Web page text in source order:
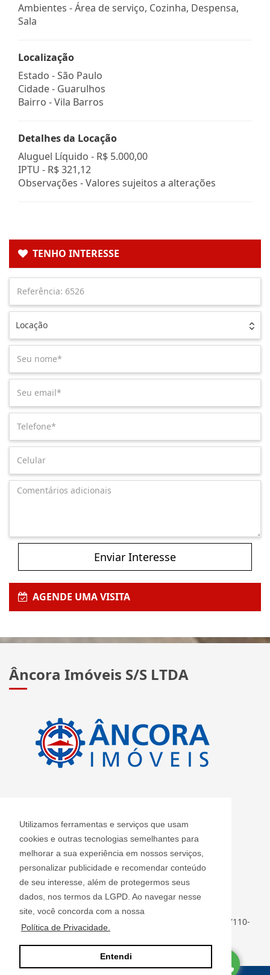
Utilizamos ferramentas e serviços que usam
cookies e outras tecnologias semelhantes para
melhorar a sua experiência em nossos serviços,
personalizar publicidade e recomendar conteúdo
de seu interesse, além de protegermos seus
dados, nos termos da LGPD. Ao navegar nesse
site, você concorda com a nossa
Política de Privacidade.
Entendi
Ambientes - Área de serviço, Cozinha, Despensa,
Sala
Localização
Estado -São Paulo
Cidade - Guarulhos
Bairro -Vila Barros
Detalhes da Locação
Aluguel Líquido - R$ 5.000,00
IPTU - R$ 321,12
Observações - Valores sujeitos a alterações
TENHO INTERESSE
Locação
Enviar Interesse
AGENDE UMA VISITA
Âncora Imóveis S/S LTDA
Informações de Contato
Âncora Imóveis S/S LTDA - J 2420
ancoraimoveis@uol.com.br
(11) 2408-3955
Rua Luiz Faccini, 142 - Centro - Guarulhos - SP - CEP: 07110-
000